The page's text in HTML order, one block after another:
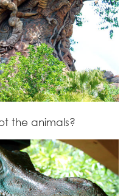
the animals?